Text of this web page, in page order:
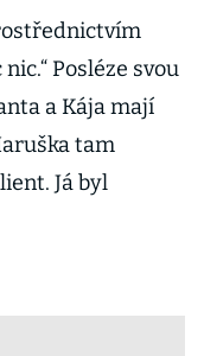
Posléze svou
a Kája mají
tam
Já byl